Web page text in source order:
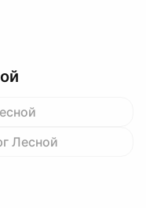
Лесной